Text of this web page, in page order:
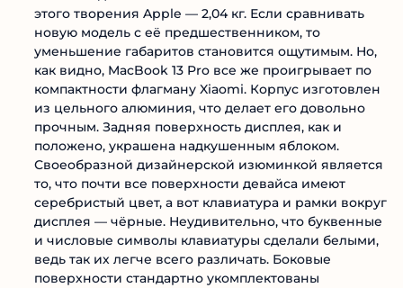
этого творения Apple — 2,04 кг. Если сравнивать
новую модель с её предшественником, то
уменьшение габаритов становится ощутимым. Но,
как видно, MacBook 13 Pro все же проигрывает по
компактности флагману Xiaomi. Корпус изготовлен
из цельного алюминия, что делает его довольно
прочным. Задняя поверхность дисплея, как и
положено, украшена надкушенным яблоком.
Своеобразной дизайнерской изюминкой является
то, что почти все поверхности девайса имеют
серебристый цвет, а вот клавиатура и рамки вокруг
дисплея — чёрные. Неудивительно, что буквенные
и числовые символы клавиатуры сделали белыми,
ведь так их легче всего различать. Боковые
поверхности стандартно укомплектованы